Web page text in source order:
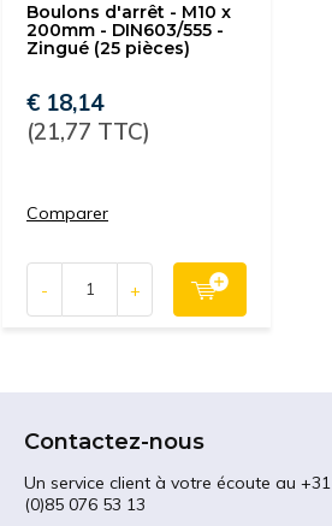
Boulons d'arrêt - M10 x
200mm - DIN603/555 -
Zingué (25 pièces)
€ 18,14
(21,77 TTC)
Comparer
- +
Contactez-nous
Un service client à votre écoute au +31
(0)85 076 53 13